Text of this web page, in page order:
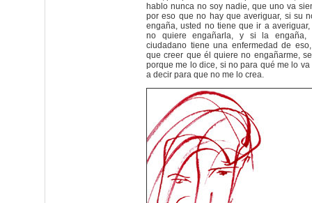
hablo nunca no soy nadie, que uno va
por eso que no hay que averiguar, si su
engaña, usted no tiene que ir a
no quiere engañarla, y si la engaña,
ciudadano tiene una enfermedad de
que creer que él quiere no engañarme,
porque me lo dice, si no para qué me lo
a decir para que no me lo crea.